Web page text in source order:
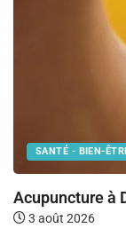
SANTÉ - BIEN-
Acupuncture à
3 août 2026